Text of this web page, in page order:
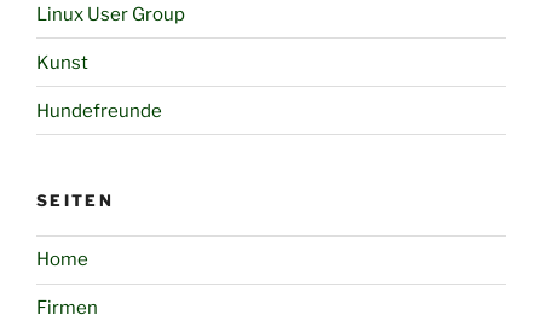
Linux User Group
Kunst
Hundefreunde
SEITEN
Home
Firmen